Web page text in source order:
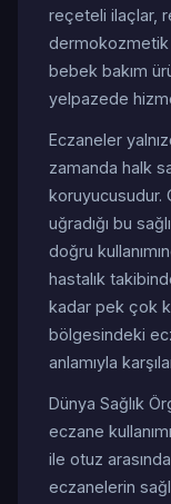
reçeteli ilaçlar,
dermokozmetik
bebek bakım
yelpazede
Eczaneler
zamanda halk
koruyucusudur.
uğradığı bu
doğru
hastalık
kadar pek çok
bölgesindeki
anlamıyla
Dünya Sağlık
eczane
ile otuz
eczanelerin